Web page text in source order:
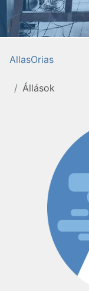
AllasOrias
Állások